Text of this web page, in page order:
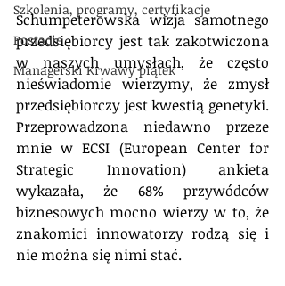
Szkolenia, programy, certyfikacje
Postacie
Managerski Krwawy piątek
Schumpeterowska wizja samotnego
przedsiębiorcy jest tak zakotwiczona
w naszych umysłach, że często
nieświadomie wierzymy, że zmysł
przedsiębiorczy jest kwestią genetyki.
Przeprowadzona niedawno przeze
mnie w ECSI (European Center for
Strategic Innovation) ankieta
wykazała, że 68% przywódców
biznesowych mocno wierzy w to, że
znakomici innowatorzy rodzą się i
nie można się nimi stać.